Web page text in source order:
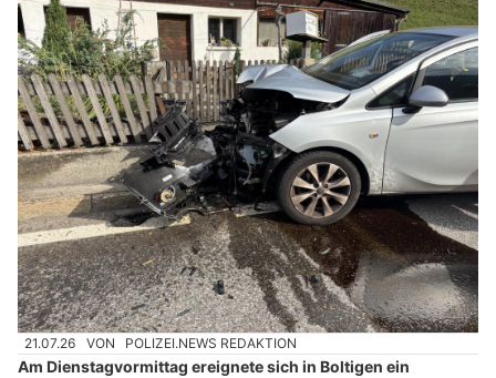
21.07.26 VON POLIZEI.NEWS REDAKTION
Am Dienstagvormittag ereignete sich in Boltigen ein